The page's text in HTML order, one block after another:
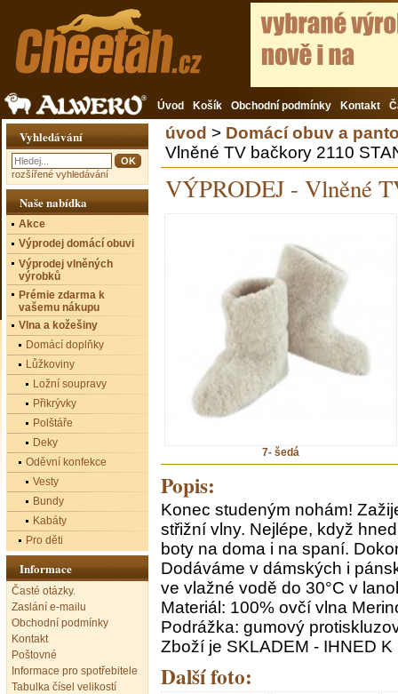
Úvod Košík Obchodní podmínky Kontakt
úvod > Domácí obuv a
Vlněné TV bačkory 2110
VÝPRODEJ - Vlněné
7- šedá
Popis:
Konec studeným nohám!
střižní vlny. Nejlépe, když
boty na doma i na spaní.
Dodáváme v dámských i
ve vlažné vodě do 30°C v
Materiál: 100% ovčí vlna
Podrážka: gumový
Zboží je SKLADEM - IHNED K
Další foto:
Vyhledávání
rozšířené vyhledávání
Naše nabídka
Akce
Výprodej domácí obuvi
Výprodej vlněných
výrobků
Prémie zdarma k
vašemu nákupu
Vlna a kožešiny
Domácí doplňky
Lůžkoviny
Ložní soupravy
Přikrývky
Polštáře
Deky
Oděvní konfekce
Vesty
Bundy
Kabáty
Pro děti
Informace
Časté otázky.
Zaslání e-mailu
Obchodní podmínky
Kontakt
Poštovné
Informace pro spotřebitele
Tabulka čísel velikostí